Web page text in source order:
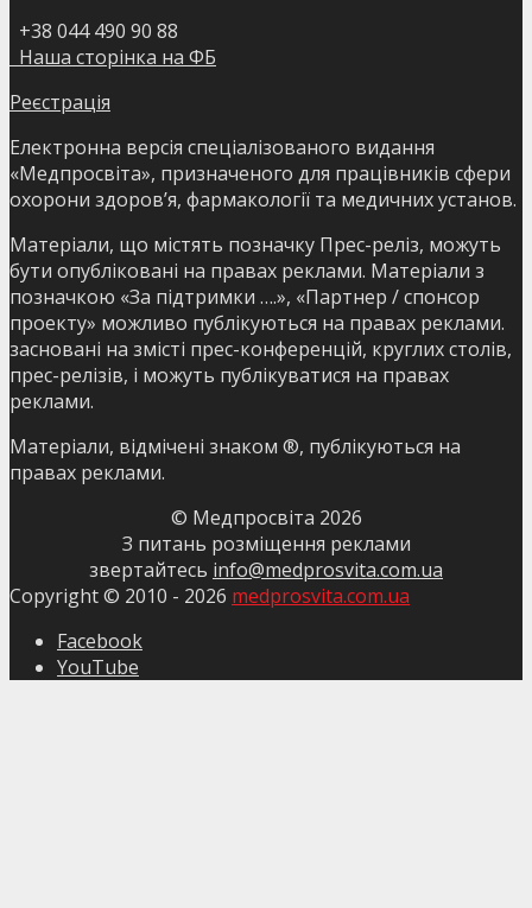
+38 044 490 90 88
Наша сторінка на ФБ
Реєстрація
Електронна версія спеціалізованого видання
«Медпросвіта», призначеного для працівників сфери
охорони здоров’я, фармакології та медичних установ.
Матеріали, що містять позначку Прес-реліз, можуть
бути опубліковані на правах реклами. Матеріали з
позначкою «За підтримки ….», «Партнер / спонсор
проекту» можливо публікуються на правах реклами.
засновані на змісті прес-конференцій, круглих столів,
прес-релізів, і можуть публікуватися на правах
реклами.
Матеріали, відмічені знаком ®, публікуються на
правах реклами.
© Медпросвіта 2026
З питань розміщення реклами
звертайтесь info@medprosvita.com.ua
Copyright © 2010 - 2026 medprosvita.com.ua
Facebook
YouTube